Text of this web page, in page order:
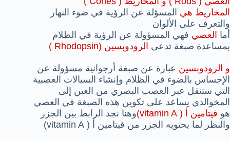
المخاريط هي المسؤلة عن الرؤية في ضوء النهار
والتعرف على الألوان
أما العصي فهي المسؤولة عن الرؤية في الظلام
بمساعدة صبغة تدعى الرودوبسين (Rhodopsin )
و الرودوبسين عبارة عن صبغة أرجوانية مسؤولة عن
الإحساس بالضوء في الظلام وإنشاء السيالات العصبية
التي ستنقل عبر العصب البصري من العين إلى
المخوالذي يساعد على تكوين هذه الصبغة في العصي
هو فيتامين أ ( vitamin A)
وهنا نجد الرابط بين الجزر
والنظر لما يحتويه الجزر من فيتامين أ ( vitamin A)